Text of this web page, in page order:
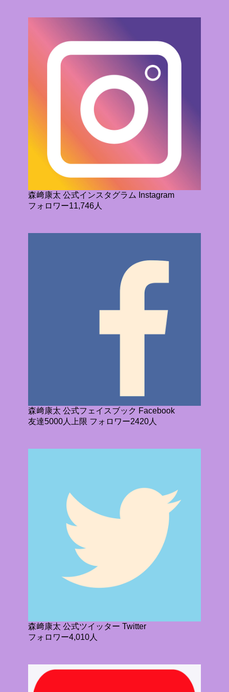
森﨑康太 公式インスタグラム Instagram
フォロワー11,746人
森﨑康太 公式フェイスブック Facebook
友達5000人上限 フォロワー2420人
森﨑康太 公式ツイッター Twitter
フォロワー4,010人